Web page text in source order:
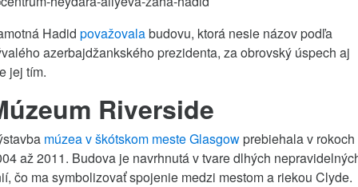
Hadid považovalabudovu, ktorá nesie názov podľa
azerbajdžankského prezidenta, za obrovský úspech aj
jej tím.
Riverside
múzea v škótskom meste Glasgowprebiehala v rokoch
až 2011. Budova je navrhnutá v tvare dlhých
čo ma symbolizovať spojenie medzi mestom a riekou Clyde.